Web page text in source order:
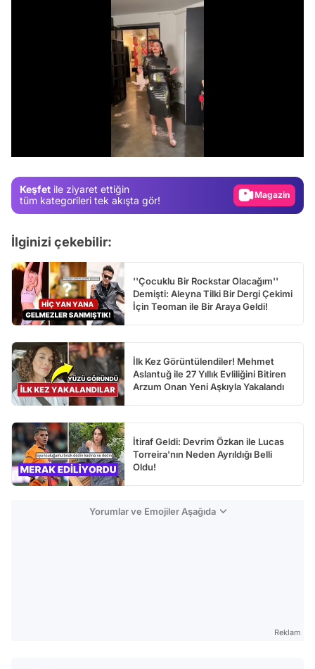
Keşfet ile ziyaret ettiğin
tüm kategorileri tek akışta gör!
Video
İlginizi çekebilir:
''Çocuklu Bir Rockstar Olacağım''
Demişti: Aleyna Tilki Bir Dergi Çekimi
İçin Teoman ile Bir Araya Geldi!
İlk Kez Görüntülendiler! Mehmet
Aslantuğ ile 27 Yıllık Evliliğini Bitiren
Arzum Onan Yeni Aşkıyla Yakalandı
İtiraf Geldi: Devrim Özkan ile Lucas
Torreira'nın Neden Ayrıldığı Belli
Oldu!
Yorumlar ve Emojiler Aşağıda
Reklam